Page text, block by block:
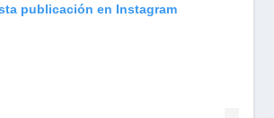
publicación en Instagram